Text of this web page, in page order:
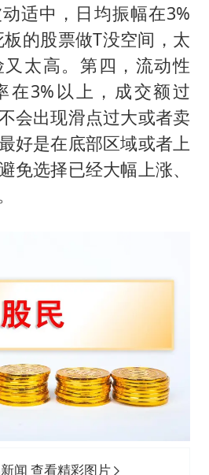
适中，日均振幅在3%
的股票做T没空间，太
太高。第四，流动性
在3%以上，成交额过
会出现滑点过大或者卖
好是在底部区域或者上
免选择已经大幅上涨、
闻 查看精彩图片